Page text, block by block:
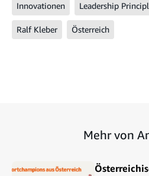
Innovationen Leadership
Ralf Kleber Österreich
Mehr von